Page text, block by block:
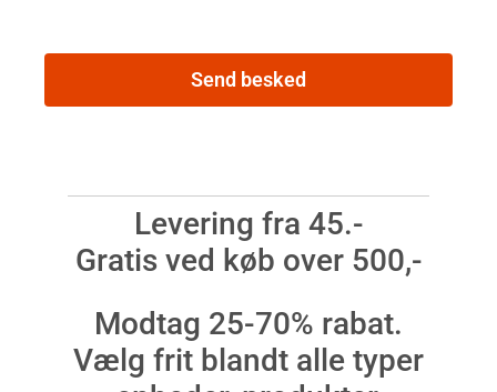
Send besked
Levering fra 45.-
Gratis ved køb over 500,-
Modtag 25-70% rabat.
Vælg frit blandt alle typer